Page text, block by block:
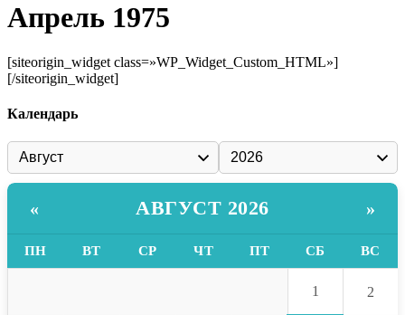
Апрель 1975
[siteorigin_widget class=»WP_Widget_Custom_HTML»]
[/siteorigin_widget]
Календарь
« АВГУСТ 2026 »
ПН ВТ СР ЧТ ПТ СБ ВС
1 2